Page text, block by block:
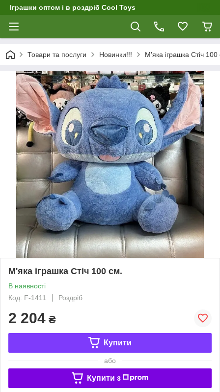
Іграшки оптом і в роздріб Cool Toys
Товари та послуги Новинки!!! М'яка іграшка Стіч
М'яка іграшка Стіч 100 см.
В наявності
Код: F-1411
Роздріб
2 204 ₴
Купити
або
Купити з